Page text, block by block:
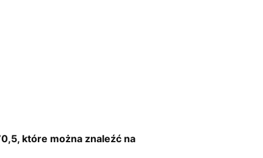
które można znaleźć na